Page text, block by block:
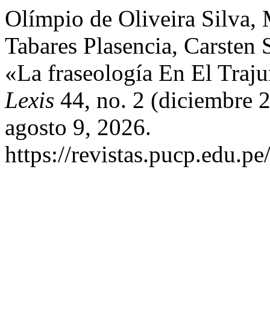
Olímpio de Oliveira Silva,
Tabares Plasencia,
«La fraseología En El
Lexis 44, no. 2 (diciembre
agosto 9, 2026.
https://